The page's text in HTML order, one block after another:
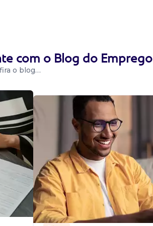
organizar o
de
com o Blog do Emprego
o blog…